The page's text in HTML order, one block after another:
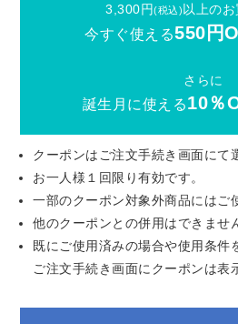
3,300円(税込) 以上の
今すぐ使える550円
さらに
誕生月に使える10％
クーポンはご注文手続き画面にて
お一人様１回限り有効です。
一部のクーポン対象外商品にはご
他のクーポンとの併用はできませ
既にご使用済みの場合や使用条件
ご注文手続き画面にクーポンは表